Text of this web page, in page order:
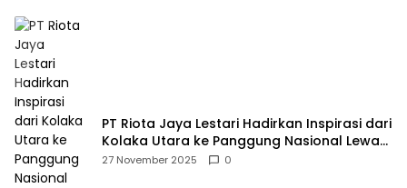
PT Riota Jaya Lestari Hadirkan Inspirasi dari
Kolaka Utara ke Panggung Nasional Lewat
Dua Penghargaan Bergengsi
27 November 2025 0